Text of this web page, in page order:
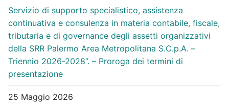
Servizio di supporto specialistico, assistenza
continuativa e consulenza in materia contabile, fiscale,
tributaria e di governance degli assetti organizzativi
della SRR Palermo Area Metropolitana S.C.p.A. –
Triennio 2026-2028”. – Proroga dei termini di
presentazione
25 Maggio 2026